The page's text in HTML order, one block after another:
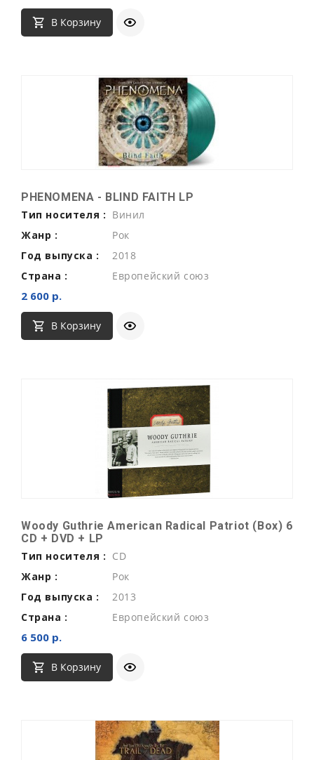
В Корзину
PHENOMENA - BLIND FAITH LP
Тип носителя : Винил
Жанр :
Рок
Год выпуска :
2018
Страна :
Европейский союз
2 600 р.
В Корзину
Woody Guthrie American Radical Patriot (Box) 6
CD + DVD + LP
Тип носителя : CD
Жанр :
Рок
Год выпуска :
2013
Страна :
Европейский союз
6 500 р.
В Корзину